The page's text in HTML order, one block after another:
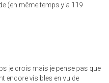
(en même temps y'a 119
je crois mais je pense pas que
encore visibles en vu de